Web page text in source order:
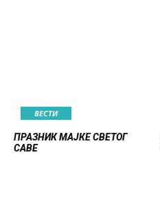
ВЕСТИ
ПРАЗНИК МАЈКЕ СВЕТОГ
САВЕ